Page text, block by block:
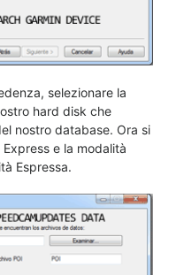
selezionare la
hard disk che
nostro database. Ora si
e la modalità
Espressa.